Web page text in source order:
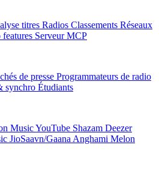
titres Radios Classements Réseaux
Serveur MCP
de presse Programmateurs de radio
synchro Étudiants
MusicYouTube Shazam Deezer
JioSaavn/Gaana Anghami Melon